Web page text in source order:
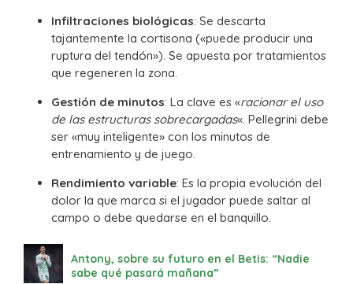
Infiltraciones biológicas: Se descarta
tajantemente la cortisona («puede producir una
ruptura del tendón»). Se apuesta por tratamientos
que regeneren la zona.
Gestión de minutos: La clave es «racionar el uso
de las estructuras sobrecargadas«. Pellegrini debe
ser «muy inteligente» con los minutos de
entrenamiento y de juego.
Rendimiento variable: Es la propia evolución del
dolor la que marca si el jugador puede saltar al
campo o debe quedarse en el banquillo.
Antony, sobre su futuro en el Betis: “Nadie
sabe qué pasará mañana”